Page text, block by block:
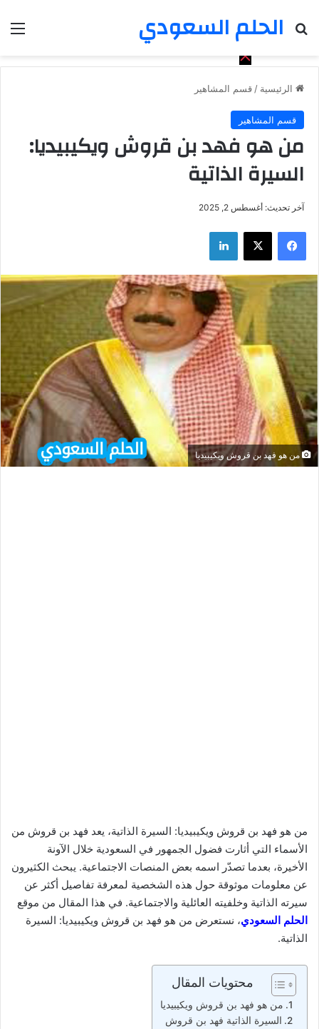
الحلم السعودي
بحث عن
الرئيسية / قسم المشاهير
قسم المشاهير
من هو فهد بن قروش ويكيبيديا:
السيرة الذاتية
آخر تحديث: أغسطس 2, 2025
فيسبوك ‫X لينكدإن
من هو فهد بن قروش ويكيبيديا
من هو فهد بن قروش ويكيبيديا: السيرة الذاتية، يعد فهد بن قروش من
الأسماء التي أثارت فضول الجمهور في السعودية خلال الآونة
الأخيرة، بعدما تصدّر اسمه بعض المنصات الاجتماعية. يبحث الكثيرون
عن معلومات موثوقة حول هذه الشخصية لمعرفة تفاصيل أكثر عن
سيرته الذاتية وخلفيته العائلية والاجتماعية. في هذا المقال من موقع
الحلم السعودي، نستعرض من هو فهد بن قروش ويكيبيديا: السيرة
الذاتية.
محتويات المقال
من هو فهد بن قروش ويكيبيديا
السيرة الذاتية فهد بن قروش